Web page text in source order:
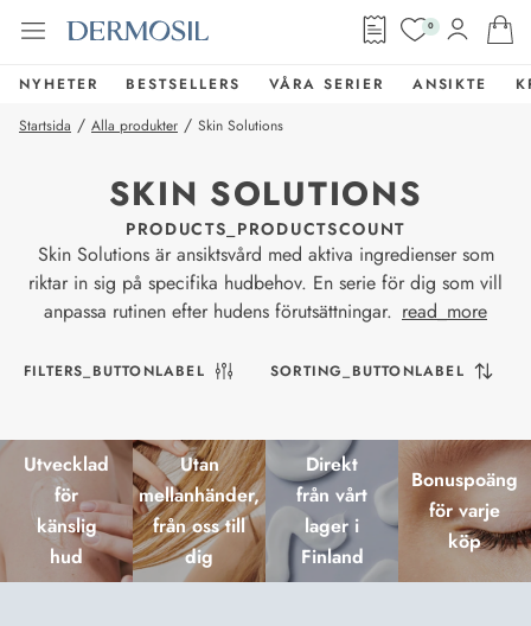
0
NYHETER BESTSELLERS VÅRA SERIER ANSIKTE
Startsida / Alla produkter / Skin Solutions
SKIN SOLUTIONS
PRODUCTS_PRODUCTSCOUNT
Skin Solutions är ansiktsvård med aktiva ingredienser som
riktar in sig på specifika hudbehov. En serie för dig som vill
anpassa rutinen efter hudens förutsättningar. read_more
FILTERS_BUTTONLABEL SORTING_BUTTONLABEL
Utvecklad
för
känslig
hud
Utan
mellanhänder,
från oss till
dig
Direkt
från vårt
lager i
Finland
Bonuspoäng
för varje
köp